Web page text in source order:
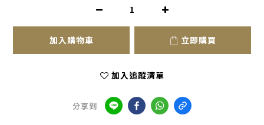
加入購物車 立即購買
加入追蹤清單
分享到